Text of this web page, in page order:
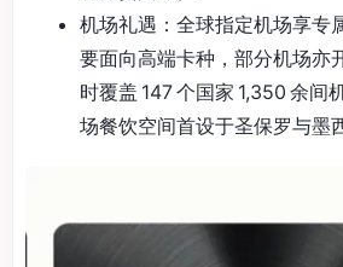
机场礼遇：全球指定机场享专
要面向高端卡种，部分机场亦
时覆盖 147 个国家 1,350 余间
场餐饮空间首设于圣保罗与墨